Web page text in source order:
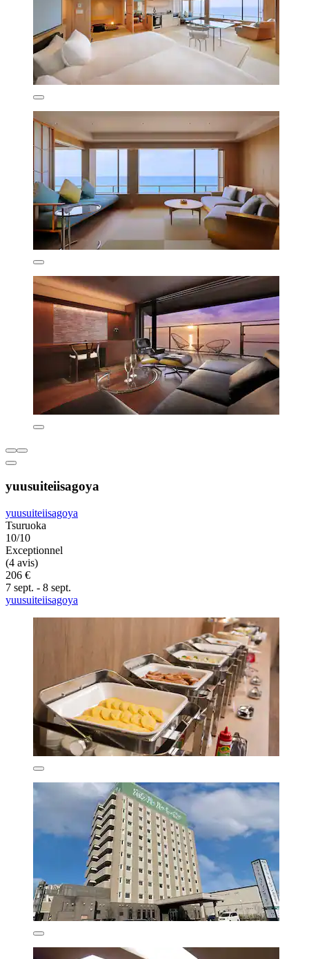
yuusuiteiisagoya
yuusuiteiisagoya
Tsuruoka
10/10
Exceptionnel
(4 avis)
206 €
7 sept. - 8 sept.
yuusuiteiisagoya